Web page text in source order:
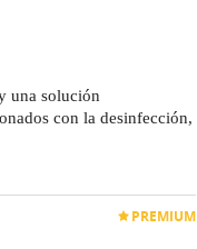
una solución
con la desinfección,
PREMIUM